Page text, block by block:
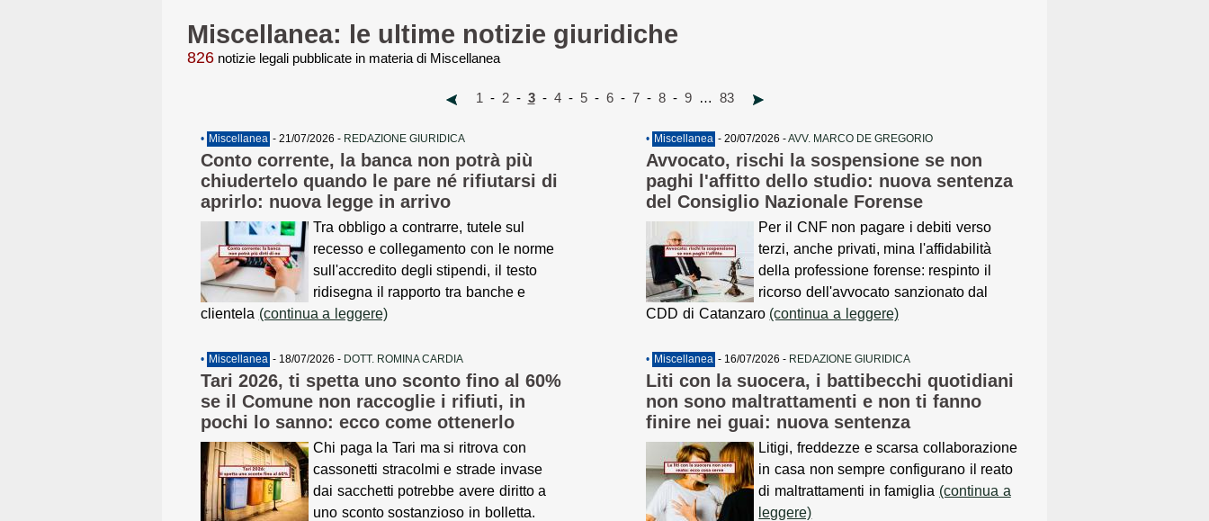
Miscellanea: le ultime notizie giuridiche
826 notizie legali pubblicate in materia di Miscellanea
1 - 2 - 3 - 4 - 5 - 6 - 7 - 8 - 9 … 83
• Miscellanea - 21/07/2026 - REDAZIONE GIURIDICA
Conto corrente, la banca non potrà più
chiudertelo quando le pare né rifiutarsi di
aprirlo: nuova legge in arrivo
Tra obbligo a contrarre, tutele sul
recesso e collegamento con le norme
sull'accredito degli stipendi, il testo
ridisegna il rapporto tra banche e
clientela (continua a leggere)
• Miscellanea - 18/07/2026 - DOTT. ROMINA CARDIA
Tari 2026, ti spetta uno sconto fino al 60%
se il Comune non raccoglie i rifiuti, in
pochi lo sanno: ecco come ottenerlo
Chi paga la Tari ma si ritrova con
cassonetti stracolmi e strade invase
dai sacchetti potrebbe avere diritto a
uno sconto sostanzioso in bolletta.
• Miscellanea - 20/07/2026 -AVV. MARCO DE GREGORIO
Avvocato, rischi la sospensione se non
paghi l'affitto dello studio: nuova sentenza
del Consiglio Nazionale Forense
Per il CNF non pagare i debiti verso
terzi, anche privati, mina l'affidabilità
della professione forense: respinto il
ricorso dell'avvocato sanzionato dal
CDD di Catanzaro (continua a leggere)
• Miscellanea - 16/07/2026 - REDAZIONE GIURIDICA
Liti con la suocera, i battibecchi quotidiani
non sono maltrattamenti e non ti fanno
finire nei guai: nuova sentenza
Litigi, freddezze e scarsa collaborazione
in casa non sempre configurano il reato
di maltrattamenti in famiglia (continua a
leggere)